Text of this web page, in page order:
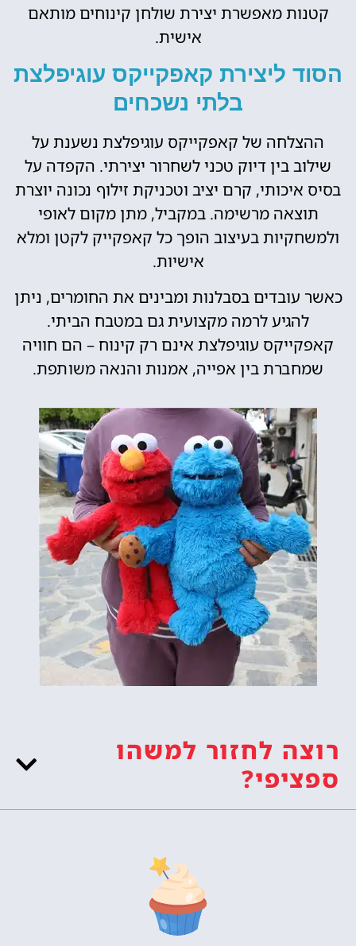
קטנות מאפשרת יצירת שולחן קינוחים מותאם
אישית.
הסוד ליצירת קאפקייקס עוגיפלצת
בלתי נשכחים
ההצלחה של קאפקייקס עוגיפלצת נשענת על
שילוב בין דיוק טכני לשחרור יצירתי. הקפדה על
בסיס איכותי, קרם יציב וטכניקת זילוף נכונה יוצרת
תוצאה מרשימה. במקביל, מתן מקום לאופי
ולמשחקיות בעיצוב הופך כל קאפקייק לקטן ומלא
אישיות.
כאשר עובדים בסבלנות ומבינים את החומרים, ניתן
להגיע לרמה מקצועית גם במטבח הביתי.
קאפקייקס עוגיפלצת אינם רק קינוח – הם חוויה
שמחברת בין אפייה, אמנות והנאה משותפת.
רוצה לחזור למשהו
ספציפי?